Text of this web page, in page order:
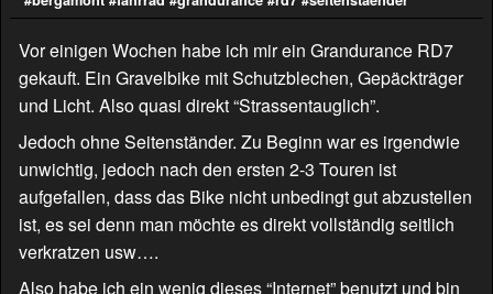
Vor einigen Wochen habe ich mir ein Grandurance RD7
gekauft. Ein Gravelbike mit Schutzblechen, Gepäckträger
und Licht. Also quasi direkt “Strassentauglich”.
Jedoch ohne Seitenständer. Zu Beginn war es irgendwie
unwichtig, jedoch nach den ersten 2-3 Touren ist
aufgefallen, dass das Bike nicht unbedingt gut abzustellen
ist, es sei denn man möchte es direkt vollständig seitlich
verkratzen usw….
Also habe ich ein wenig dieses “Internet” benutzt und bin